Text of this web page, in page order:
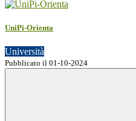
UniPi-Orienta
Università
Pubblicato il 01-10-2024